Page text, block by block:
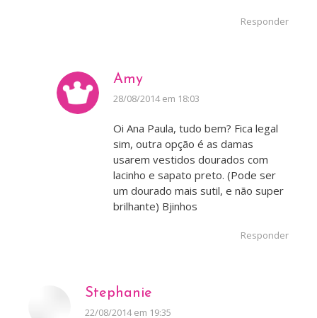
Responder
Amy
disse:
28/08/2014 em 18:03
Oi Ana Paula, tudo bem? Fica legal
sim, outra opção é as damas
usarem vestidos dourados com
lacinho e sapato preto. (Pode ser
um dourado mais sutil, e não super
brilhante) Bjinhos
Responder
Stephanie
disse:
22/08/2014 em 19:35